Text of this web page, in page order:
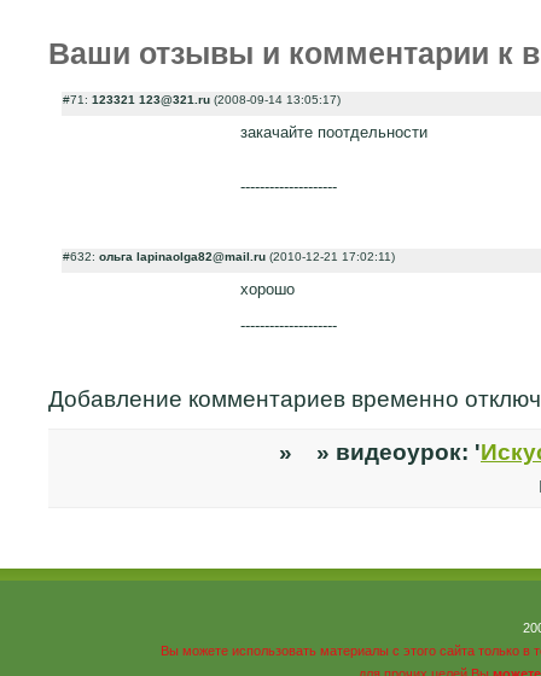
Ваши отзывы и комментарии к
#71: 123321 123@321.ru (2008-09-14 13:05:17)
закачайте поотдельности
--------------------
#632: ольга lapinaolga82@mail.ru (2010-12-21 17:02:11)
хорошо
--------------------
Добавление комментариев временно
» » видеоурок: '
Вы можете использовать материалы с этого сайта только